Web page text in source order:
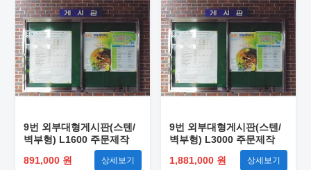
9번 외부대형게시판(스텐/
벽부형) L1600 주문제작
891,000 원
상세보기
9번 외부대형게시판(스텐/
벽부형) L3000 주문제작
1,881,000 원
상세보기